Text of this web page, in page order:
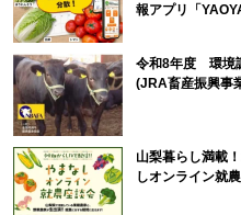
報アプリ「
令和8年度 環境
(JRA畜産振興事
山梨暮らし満載
しオンライン就